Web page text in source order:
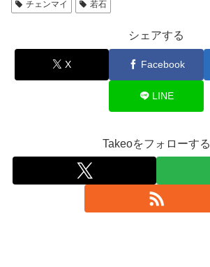
チェンマイ 若石
シェアする
X Facebook
LINE
Takeoをフォローする